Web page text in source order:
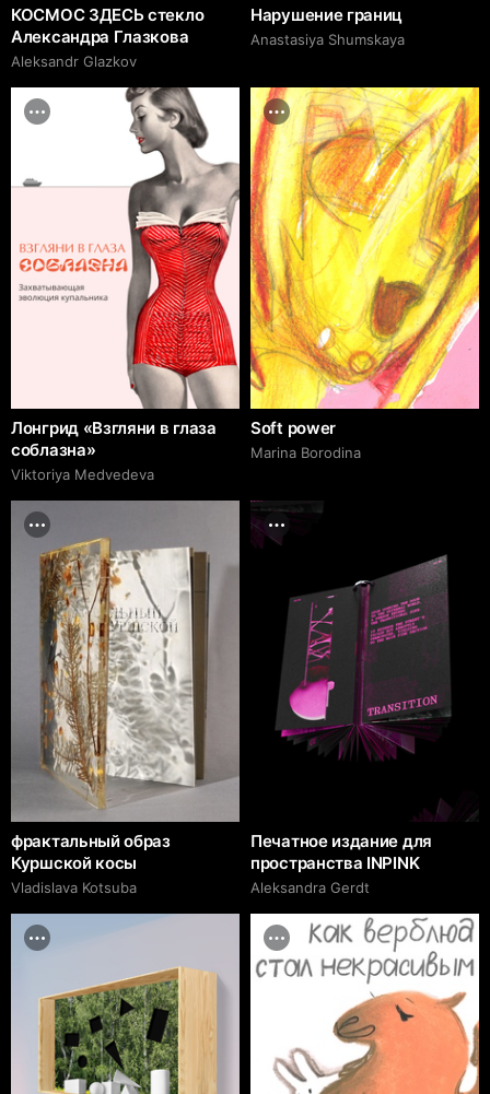
КОСМОС ЗДЕСЬ стекло
Александра Глазкова
Aleksandr Glazkov
Нарушение границ
Anastasiya Shumskaya
Лонгрид «Взгляни в глаза
соблазна»
Viktoriya Medvedeva
Soft power
Marina Borodina
фрактальный образ
Куршской косы
Vladislava Kotsuba
Печатное издание для
пространства INPINK
Aleksandra Gerdt